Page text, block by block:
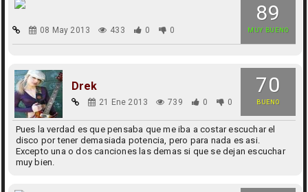
89
MUY BUENO
08 May 2013 433 0 0
70
BUENO
Drek
21 Ene 2013 739 0 0
Pues la verdad es que pensaba que me iba a costar escuchar el
disco por tener demasiada potencia, pero para nada es asi.
Excepto una o dos canciones las demas si que se dejan escuchar
muy bien.